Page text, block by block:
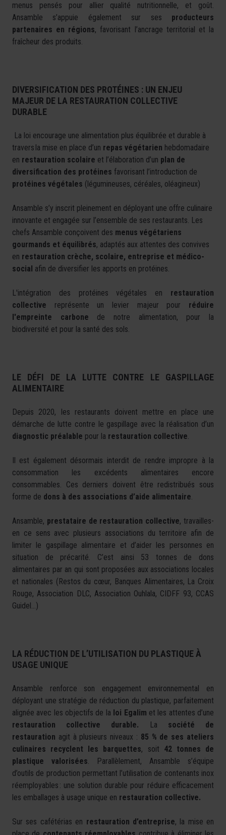
menus pensés pour allier qualité nutritionnelle, et goût.
Ansamble s’appuie également sur ses producteurs
partenaires en régions, favorisant l’ancrage territorial et la
fraîcheur des produits.
DIVERSIFICATION DES PROTÉINES : UN ENJEU
MAJEUR DE LA RESTAURATION COLLECTIVE
DURABLE
La loi encourage une alimentation plus équilibrée et durable à
travers la mise en place d’un repas végétarien hebdomadaire
en restauration scolaire et l’élaboration d’un plan de
diversification des protéines favorisant l’introduction de
protéines végétales (légumineuses, céréales, oléagineux)
Ansamble s’y inscrit pleinement en déployant une offre culinaire
innovante et engagée sur l’ensemble de ses restaurants. Les
chefs Ansamble conçoivent des menus végétariens
gourmands et équilibrés, adaptés aux attentes des convives
en restauration crèche, scolaire, entreprise et médico-
social afin de diversifier les apports en protéines.
L'intégration des protéines végétales en restauration
collective représente un levier majeur pour réduire
l'empreinte carbone de notre alimentation, pour la
biodiversité et pour la santé des sols.
LE DÉFI DE LA LUTTE CONTRE LE GASPILLAGE
ALIMENTAIRE
Depuis 2020, les restaurants doivent mettre en place une
démarche de lutte contre le gaspillage avec la réalisation d’un
diagnostic préalable pour la restauration collective.
Il est également désormais interdit de rendre impropre à la
consommation les excédents alimentaires encore
consommables. Ces derniers doivent être redistribués sous
forme de dons à des associations d’aide alimentaire.
Ansamble, prestataire de restauration collective, travailles-
en ce sens avec plusieurs associations du territoire afin de
limiter le gaspillage alimentaire et d’aider les personnes en
situation de précarité. C’est ainsi 53 tonnes de dons
alimentaires par an qui sont proposées aux associations locales
et nationales (Restos du cœur, Banques Alimentaires, La Croix
Rouge, Association DLC, Association Ouhlala, CIDFF 93, CCAS
Guidel…)
LA RÉDUCTION DE L’UTILISATION DU PLASTIQUE À
USAGE UNIQUE
Ansamble renforce son engagement environnemental en
déployant une stratégie de réduction du plastique, parfaitement
alignée avec les objectifs de la loi Egalim et les attentes d’une
restauration collective durable.
La société de
restauration agit à plusieurs niveaux : 85 % de ses ateliers
culinaires recyclent les barquettes, soit 42 tonnes de
plastique valorisées. Parallèlement, Ansamble s’équipe
d’outils de production permettant l’utilisation de contenants inox
réemployables : une solution durable pour réduire efficacement
les emballages à usage unique en restauration collective.
Sur ses cafétérias en restauration d’entreprise, la mise en